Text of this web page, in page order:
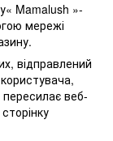
Mamalush »-
мережі
відправлений
веб-